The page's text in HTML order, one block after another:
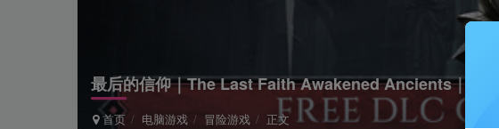
最后的信仰｜The Last Faith Awakened Ancients｜官方
首页 电脑游戏 冒险游戏 正文